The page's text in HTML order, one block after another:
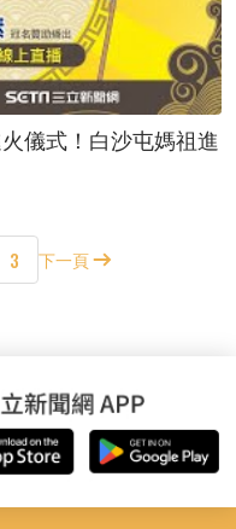
儀式！白沙屯媽祖進
3 下一頁